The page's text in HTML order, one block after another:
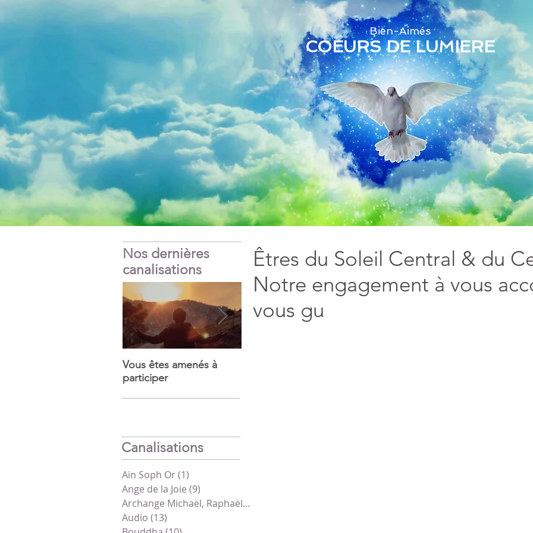
Bien-Aimés
COEURS DE LUMIERE
Nos dernières
canalisations
Vous êtes amenés à
participer
Canalisations
Ain Soph Or(1)
Ange de la Joie (9)
Archange Michaël, Raphaël, Gabriel
Audio (13)
Êtres du Soleil Central & du
Notre engagement à vous
vous gu